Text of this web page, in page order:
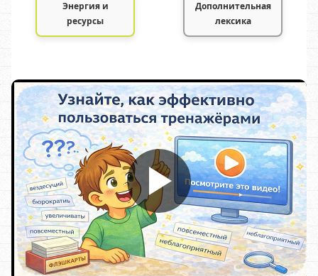
Энергия и
ресурсы
Дополнительная
лексика